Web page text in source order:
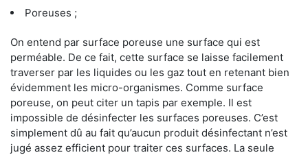
Poreuses ;
On entend par surface poreuse une surface qui est
perméable. De ce fait, cette surface se laisse facilement
traverser par les liquides ou les gaz tout en retenant bien
évidemment les micro-organismes. Comme surface
poreuse, on peut citer un tapis par exemple. Il est
impossible de désinfecter les surfaces poreuses. C’est
simplement dû au fait qu’aucun produit désinfectant n’est
jugé assez efficient pour traiter ces surfaces. La seule